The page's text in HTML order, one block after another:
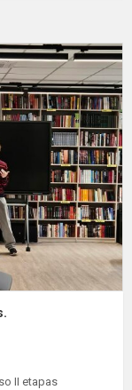
II etapas